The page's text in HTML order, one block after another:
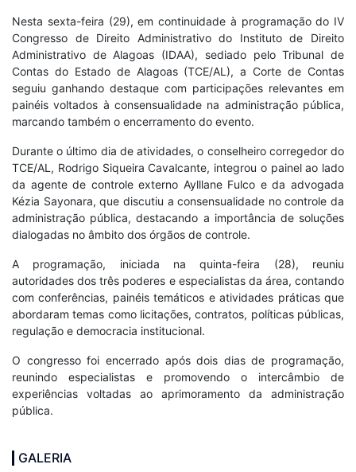
Nesta sexta-feira (29), em continuidade à programação do IV
Congresso de Direito Administrativo do Instituto de Direito
Administrativo de Alagoas (IDAA), sediado pelo Tribunal de
Contas do Estado de Alagoas (TCE/AL), a Corte de Contas
seguiu ganhando destaque com participações relevantes em
painéis voltados à consensualidade na administração pública,
marcando também o encerramento do evento.
Durante o último dia de atividades, o conselheiro corregedor do
TCE/AL, Rodrigo Siqueira Cavalcante, integrou o painel ao lado
da agente de controle externo Aylllane Fulco e da advogada
Kézia Sayonara, que discutiu a consensualidade no controle da
administração pública, destacando a importância de soluções
dialogadas no âmbito dos órgãos de controle.
A programação, iniciada na quinta-feira (28), reuniu
autoridades dos três poderes e especialistas da área, contando
com conferências, painéis temáticos e atividades práticas que
abordaram temas como licitações, contratos, políticas públicas,
regulação e democracia institucional.
O congresso foi encerrado após dois dias de programação,
reunindo especialistas e promovendo o intercâmbio de
experiências voltadas ao aprimoramento da administração
pública.
GALERIA